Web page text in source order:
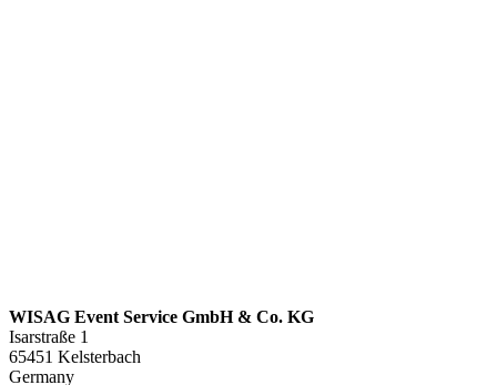
WISAG Event Service GmbH & Co. KG
Isarstraße 1
65451 Kelsterbach
Germany